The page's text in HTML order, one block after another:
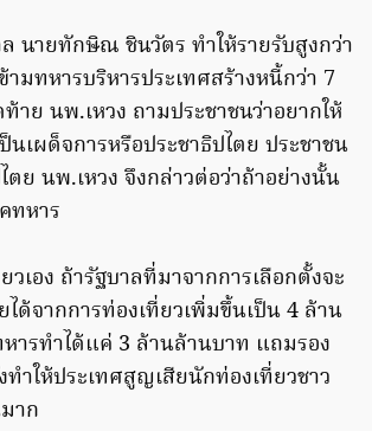
นายทักษิณ ชินวัตร ทำให้รายรับสูงกว่า
มทหารบริหารประเทศสร้างหนี้กว่า 7
าย นพ.เหวง ถามประชาชนว่าอยากให้
นเผด็จการหรือประชาธิปไตย ประชาชน
ตย นพ.เหวง จึงกล่าวต่อว่าถ้าอย่างนั้น
ทหาร
วเอง ถ้ารัฐบาลที่มาจากการเลือกตั้งจะ
ได้จากการท่องเที่ยวเพิ่มขึ้นเป็น 4 ล้าน
ารทำได้แค่ 3 ล้านล้านบาท แถมรอง
ำให้ประเทศสูญเสียนักท่องเที่ยวชาว
าก